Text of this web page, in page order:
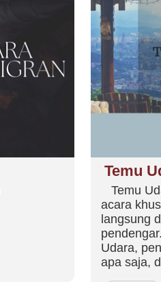
Temu
Temu
acara
langsung
Udara,
apa saja,